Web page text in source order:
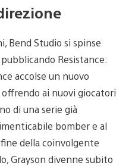
Bend Studio si spinse
Resistance:
accolse un nuovo
offrendo ai nuovi giocatori
di una serie già
bomber e al
della coinvolgente
Grayson divenne subito